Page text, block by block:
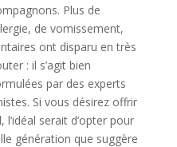
Plus de
de vomissement,
ont disparu en très
: il s’agit bien
par des experts
Si vous désirez offrir
, l’idéal serait d’opter pour
génération que suggère